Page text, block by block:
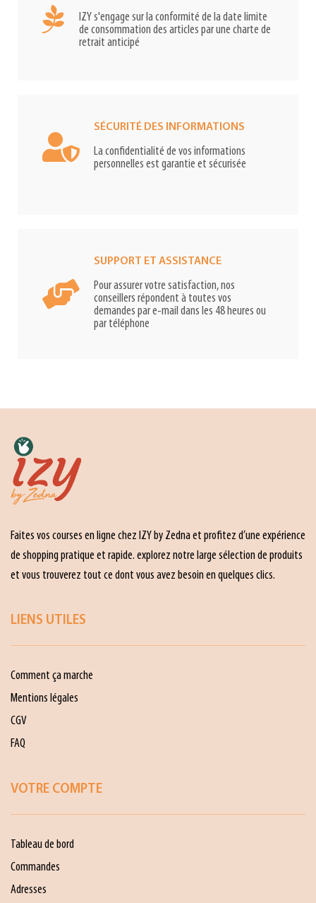
IZY s'engage sur la conformité de la date limite
de consommation des articles par une charte de
retrait anticipé
SÉCURITÉ DES INFORMATIONS
La confidentialité de vos informations
personnelles est garantie et sécurisée
SUPPORT ET ASSISTANCE
Pour assurer votre satisfaction, nos
conseillers répondent à toutes vos
demandes par e-mail dans les 48 heures ou
par téléphone
Faites vos courses en ligne chez IZY by Zedna et profitez d’une expérience
de shopping pratique et rapide. explorez notre large sélection de produits
et vous trouverez tout ce dont vous avez besoin en quelques clics.
LIENS UTILES
Comment ça marche
Mentions légales
CGV
FAQ
VOTRE COMPTE
Tableau de bord
Commandes
Adresses